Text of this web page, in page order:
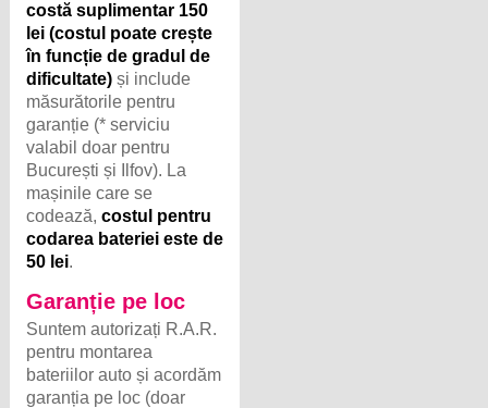
costă suplimentar 150
lei (costul poate crește
în funcție de gradul de
dificultate) și include
măsurătorile pentru
garanție (* serviciu
valabil doar pentru
București și Ilfov). La
mașinile care se
codează,costul pentru
codarea bateriei este de
50 lei.
Garanție pe loc
Suntem autorizați R.A.R.
pentru montarea
bateriilor auto și acordăm
garanția pe loc (doar